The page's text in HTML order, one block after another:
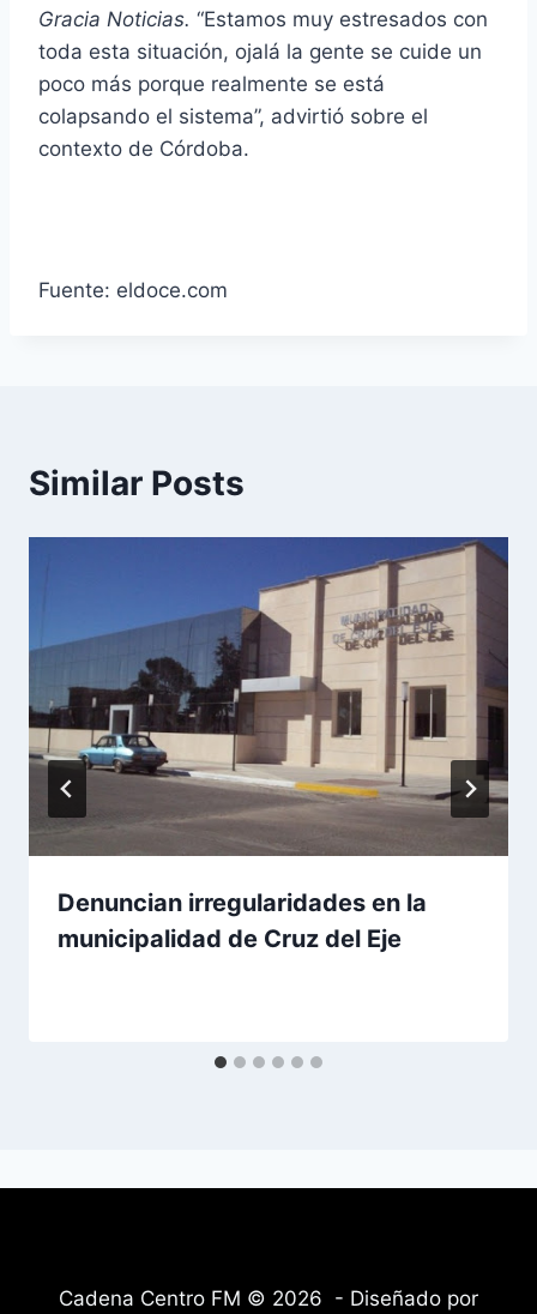
Gracia Noticias. “Estamos muy estresados con
toda esta situación, ojalá la gente se cuide un
poco más porque realmente se está
colapsando el sistema”, advirtió sobre el
contexto de Córdoba.
Fuente: eldoce.com
Similar Posts
Denuncian irregularidades en la
municipalidad de Cruz del Eje
Cadena Centro FM © 2026 - Diseñado por